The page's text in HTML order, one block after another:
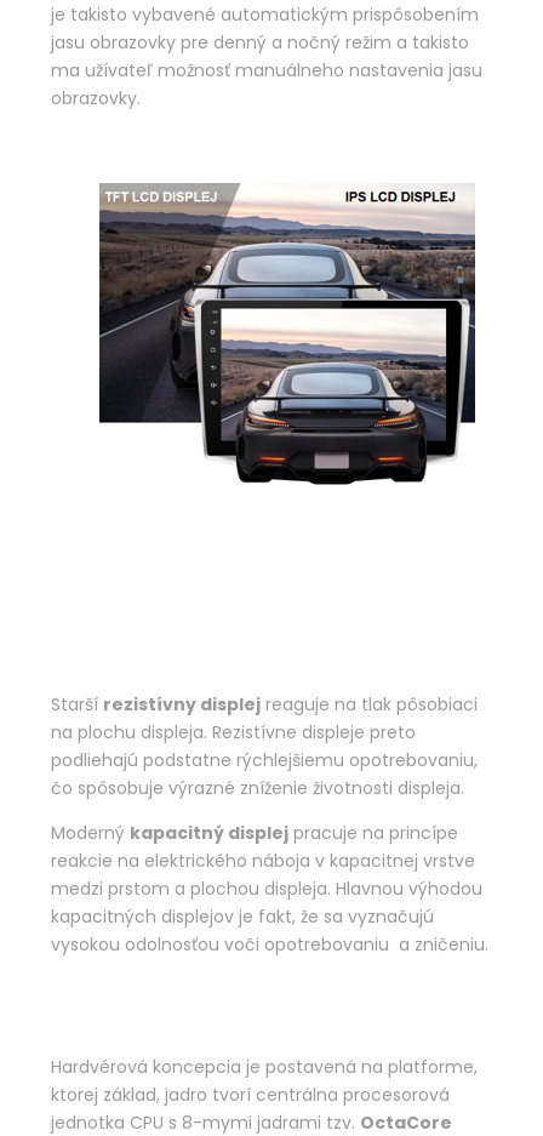
je takisto vybavené automatickým prispôsobením
jasu obrazovky pre denný a nočný režim a takisto
ma užívateľ možnosť manuálneho nastavenia jasu
obrazovky.
Starší rezistívny displej reaguje na tlak pôsobiaci
na plochu displeja. Rezistívne displeje preto
podliehajú podstatne rýchlejšiemu opotrebovaniu,
čo spôsobuje výrazné zníženie životnosti displeja.
Moderný kapacitný displej pracuje na princípe
reakcie na elektrického náboja v kapacitnej vrstve
medzi prstom a plochou displeja. Hlavnou výhodou
kapacitných displejov je fakt, že sa vyznačujú
vysokou odolnosťou voči opotrebovaniu a zničeniu.
Hardvérová koncepcia je postavená na platforme,
ktorej základ, jadro tvorí centrálna procesorová
jednotka CPU s 8-mymi jadrami tzv. OctaCore